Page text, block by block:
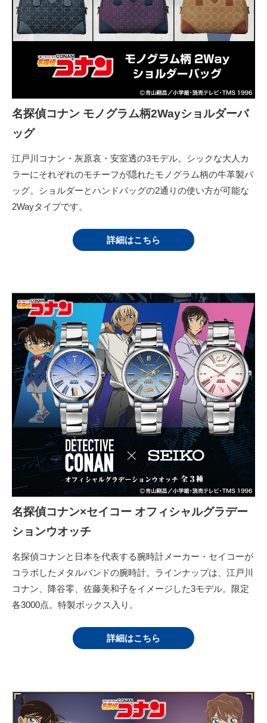
名探偵コナン モノグラム柄2Wayショルダーバ
ッグ
江戸川コナン・灰原哀・安室透の3モデル。シックな大人カ
ラーにそれぞれのモチーフが隠れたモノグラム柄の牛革製バ
ッグ。ショルダーとハンドバッグの2通りの使い方が可能な
2Wayタイプです。
詳細はこちら
名探偵コナン×セイコー オフィシャルグラデー
ションウオッチ
名探偵コナンと日本を代表する腕時計メーカー・セイコーが
コラボしたメタルバンドの腕時計。ラインナップは、江戸川
コナン、降谷零、佐藤美和子をイメージした3モデル。限定
各3000点。特製ボックス入り。
詳細はこちら